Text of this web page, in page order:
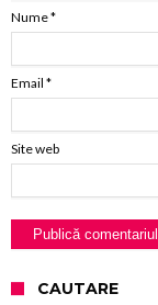
Nume*
Email *
Site web
CAUTARE